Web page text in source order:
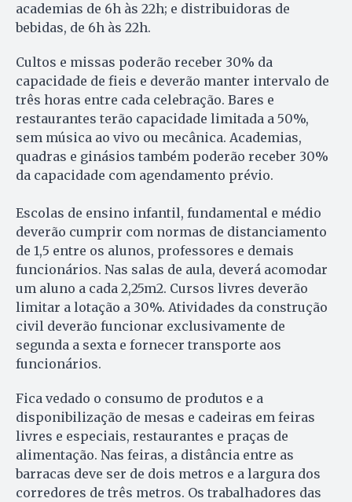
academias de 6h às 22h; e distribuidoras de
bebidas, de 6h às 22h.
Cultos e missas poderão receber 30% da
capacidade de fieis e deverão manter intervalo de
três horas entre cada celebração. Bares e
restaurantes terão capacidade limitada a 50%,
sem música ao vivo ou mecânica. Academias,
quadras e ginásios também poderão receber 30%
da capacidade com agendamento prévio.
Escolas de ensino infantil, fundamental e médio
deverão cumprir com normas de distanciamento
de 1,5 entre os alunos, professores e demais
funcionários. Nas salas de aula, deverá acomodar
um aluno a cada 2,25m2. Cursos livres deverão
limitar a lotação a 30%. Atividades da construção
civil deverão funcionar exclusivamente de
segunda a sexta e fornecer transporte aos
funcionários.
Fica vedado o consumo de produtos e a
disponibilização de mesas e cadeiras em feiras
livres e especiais, restaurantes e praças de
alimentação. Nas feiras, a distância entre as
barracas deve ser de dois metros e a largura dos
corredores de três metros. Os trabalhadores das